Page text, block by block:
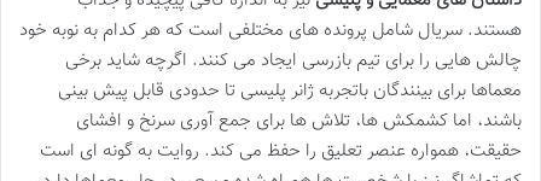
هستند. سریال شامل پرونده های مختلفی است که هر کدام به نوبه خود
چالش هایی را برای تیم بازرسی ایجاد می کنند. اگرچه شاید برخی
معماها برای بینندگان باتجربه ژانر پلیسی تا حدودی قابل پیش بینی
باشند، اما کشمکش ها، تلاش ها برای جمع آوری سرنخ و افشای
حقیقت، همواره عنصر تعلیق را حفظ می کند. روایت به گونه ای است